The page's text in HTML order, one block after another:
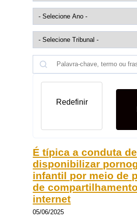
Redefinir
É típica a conduta de
disponibilizar
infantil por meio de
de
internet
05/06/2025